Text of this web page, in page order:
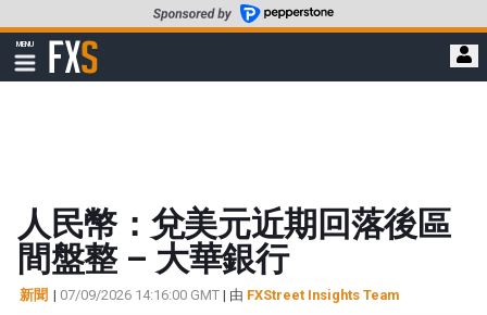
至
要
MENU
顯
示
FXStreet
人民幣：兌美元近期回落後區
間盤整 – 大華銀行
新聞 | 07/09/2026 14:16:00 GMT | 由 FXStreet Insights Team